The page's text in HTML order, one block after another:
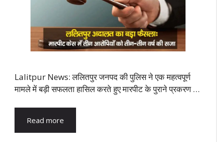
Lalitpur News: ललितपुर जनपद की पुलिस ने एक महत्वपूर्ण
मामले में बड़ी सफलता हासिल करते हुए मारपीट के पुराने प्रकरण …
Read more